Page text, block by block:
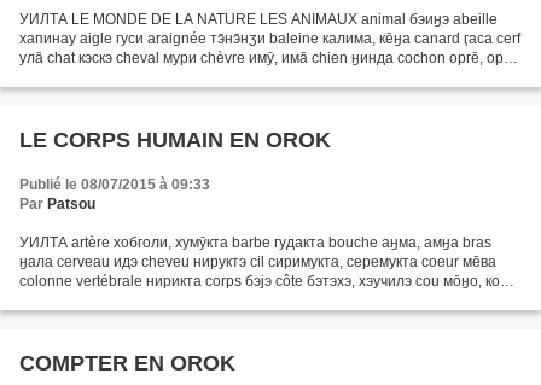
УИЛТА LE MONDE DE LA NATURE LES ANIMAUX animal бэиӈэ abeille
хапинау aigle гуси araignée тэ̄нэ̄нӡи baleine калима, кēӈа canard ӷаса cerf
улā chat кэскэ cheval мури chèvre имӯ, имā chien ӈинда cochon оргē, орги,
LE CORPS HUMAIN EN OROK
Publié le 08/07/2015 à 09:33
Par Patsou
УИЛТА artère хобголи, хумӯкта barbe гудакта bouche аӈма, амӈа bras
ӈала cerveau идэ cheveu нируктэ cil сиримукта, серемукта coeur мēва
colonne vertébrale нирикта corps бэјэ côte бэтэхэ, хэучилэ cou мōӈо, коӡи
COMPTER EN OROK